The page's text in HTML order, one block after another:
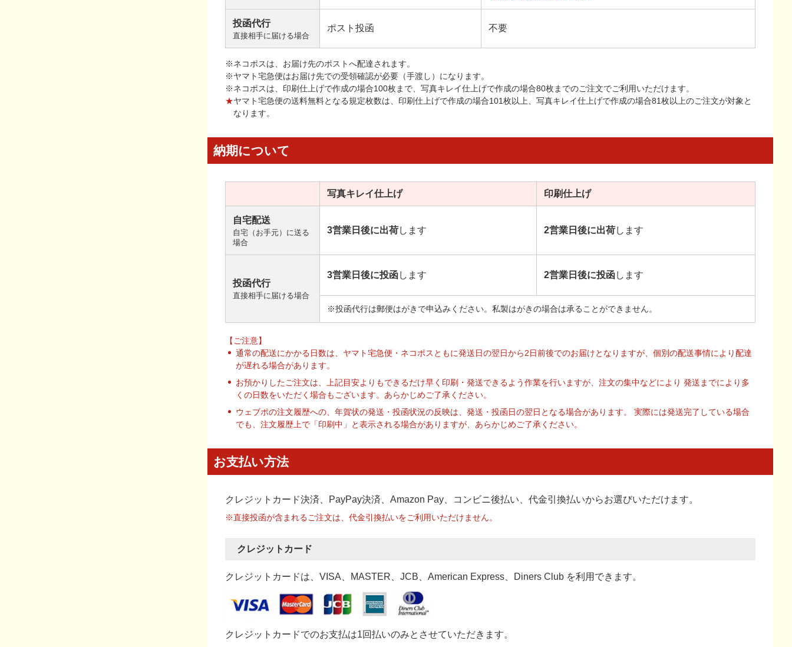
投函代行
直接相手に届ける場合
ポスト投函 不要
※ネコポスは、お届け先のポストへ配達されます。
※ヤマト宅急便はお届け先での受領確認が必要（手渡し）になります。
※ネコポスは、印刷仕上げで作成の場合100枚まで、写真キレイ仕上げで作成の場合80枚までのご注文でご利用いただけます。
★ヤマト宅急便の送料無料となる規定枚数は、印刷仕上げで作成の場合101枚以上、写真キレイ仕上げで作成の場合81枚以上のご注文が対象と
なります。
納期について
写真キレイ仕上げ 印刷仕上げ
自宅配送
自宅（お手元）に送る
場合
3営業日後に出荷します 2営業日後に出荷します
投函代行
直接相手に届ける場合
3営業日後に投函します 2営業日後に投函します
※投函代行は郵便はがきで申込みください。私製はがきの場合は承ることができません。
【ご注意】
通常の配送にかかる日数は、ヤマト宅急便・ネコポスともに発送日の翌日から2日前後でのお届けとなりますが、個別の配送事情により配達
が遅れる場合があります。
お預かりしたご注文は、上記目安よりもできるだけ早く印刷・発送できるよう作業を行いますが、注文の集中などにより 発送までにより多
くの日数をいただく場合もございます。あらかじめご了承ください。
ウェブポの注文履歴への、年賀状の発送・投函状況の反映は、発送・投函日の翌日となる場合があります。 実際には発送完了している場合
でも、注文履歴上で「印刷中」と表示される場合がありますが、あらかじめご了承ください。
お支払い方法
クレジットカード決済、PayPay決済 、Amazon Pay、コンビニ後払い、代金引換払いからお選びいただけます。
※直接投函が含まれるご注文は、代金引換払いをご利用いただけません。
クレジットカード
クレジットカードは、VISA、MASTER、JCB、American Express、Diners Club を利用できます。
クレジットカードでのお支払は1回払いのみとさせていただきます。